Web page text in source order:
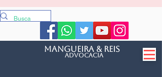
mangueira & reis
Advocacia